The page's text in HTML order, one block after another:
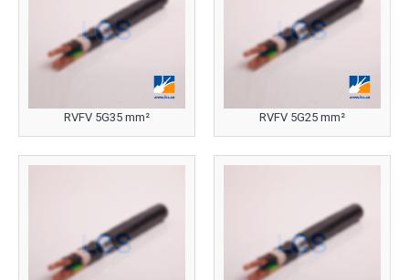
RVFV 5G35 mm² RVFV 5G25 mm²